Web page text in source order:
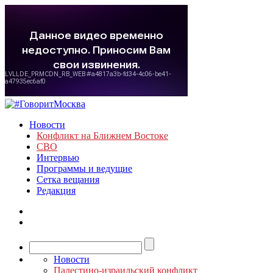
Новости
Конфликт на Ближнем Востоке
СВО
Интервью
Программы и ведущие
Сетка вещания
Редакция
Новости
Палестино-израильский конфликт